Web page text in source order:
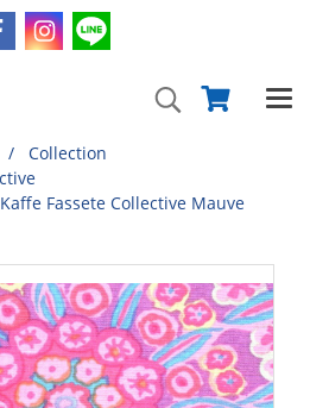
Collection
Fassete Collective Mauve